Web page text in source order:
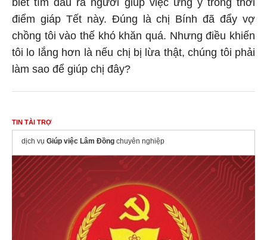
điểm giáp Tết này. Đúng là chị Bính đã đẩy vợ
chồng tôi vào thế khó khăn quá. Nhưng điều khiến
tôi lo lắng hơn là nếu chị bị lừa thật, chúng tôi phải
làm sao để giúp chị đây?
TIN TÀI TRỢ
dịch vụ Giúp việc Lâm Đồng chuyên nghiệp